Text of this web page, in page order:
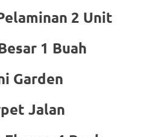
2 Unit
1 Buah
Garden
Jalan